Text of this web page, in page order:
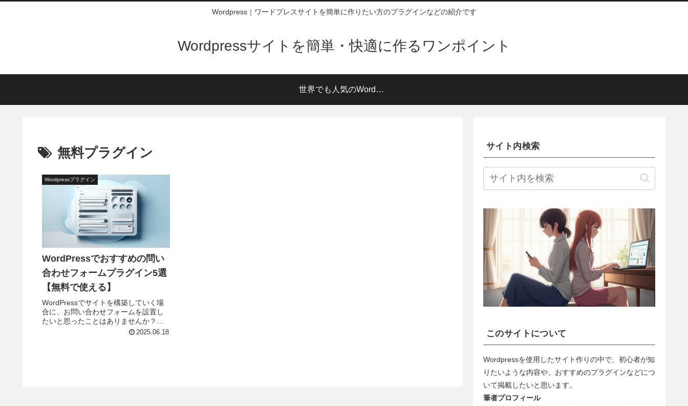
Wordpress｜ワードプレスサイトを簡単に作りたい方のプラグインなどの紹介です
Wordpressサイトを簡単・快適に作るワンポイント
世界でも人気のWordPress
無料プラグイン
Wordpressプラグイン
WordPressでおすすめの問い
合わせフォームプラグイン5選
【無料で使える】
WordPressでサイトを構築していく場
合に、お問い合わせフォームを設置し
たいと思ったことはありませんか？以
下に理想的な問い合わせページとポイ
2025.06.18
サイト内検索
このサイトについて
Wordpressを使用したサイト作りの中で、初心者が知
りたいような内容や、おすすめのプラグインなどにつ
いて掲載したいと思います。
筆者プロフィール